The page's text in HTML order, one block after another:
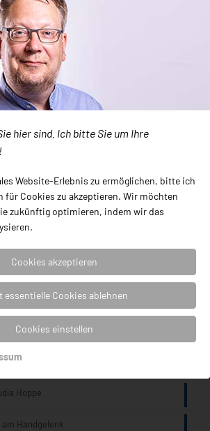
Ocean Plastic, Non Violence
Hoppe
Handgelenk
hier sind. Ich bitte Sie um Ihre
Website-Erlebnis zu ermöglichen, bitte ich
für Cookies zu akzeptieren. Wir möchten
zukünftig optimieren, indem wir das
Cookies akzeptieren
essentielle Cookies ablehnen
Cookies einstellen